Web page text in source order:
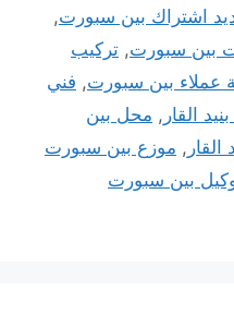
اشتراك بين سبورت,
بين سبورت, تركيب
عملاء بين سبورت, فني
القار , محل بين
, موزع بين سبورت
بين سبورت